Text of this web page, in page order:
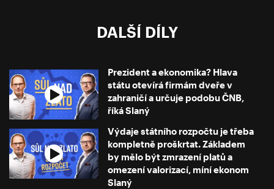
DALŠÍ DÍLY
Prezident a ekonomika? Hlava
státu otevírá firmám dveře v
zahraničí a určuje podobu ČNB,
říká Slaný
Výdaje státního rozpočtu je třeba
kompletně proškrtat. Základem
by mělo být zmrazení platů a
omezení valorizací, míní ekonom
Slaný